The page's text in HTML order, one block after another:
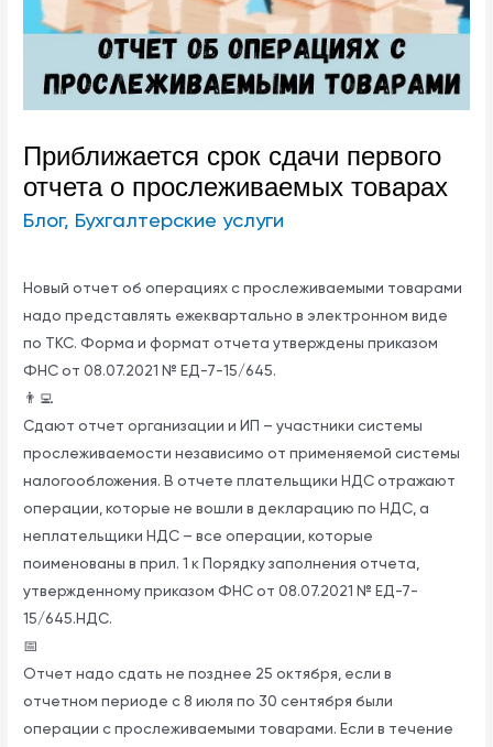
Приближается срок сдачи первого
отчета о прослеживаемых товарах
Блог, Бухгалтерские услуги
Новый отчет об операциях с прослеживаемыми товарами
надо представлять ежеквартально в электронном виде
по ТКС. Форма и формат отчета утверждены приказом
ФНС от 08.07.2021 № ЕД-7-15/645.
👨‍💻
Сдают отчет организации и ИП – участники системы
прослеживаемости независимо от применяемой системы
налогообложения. В отчете плательщики НДС отражают
операции, которые не вошли в декларацию по НДС, а
неплательщики НДС – все операции, которые
поименованы в прил. 1 к Порядку заполнения отчета,
утвержденному приказом ФНС от 08.07.2021 № ЕД-7-
15/645.НДС.
📅
Отчет надо сдать не позднее 25 октября, если в
отчетном периоде с 8 июля по 30 сентября были
операции с прослеживаемыми товарами. Если в течение
Оставить заявку
Имя
Email
Сообщение